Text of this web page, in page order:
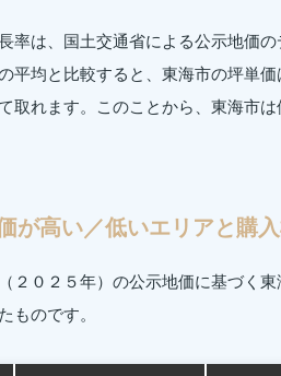
率は、国土交通省による公示地価
平均と比較すると、東海市の坪単
取れます。このことから、東海市
が高い／低いエリアと購
２０２５年）の公示地価に基づく
ものです。